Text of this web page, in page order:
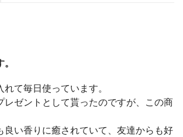
て毎日使っています。
レゼントとして貰ったのですが、この商
良い香りに癒されていて、友達からも好